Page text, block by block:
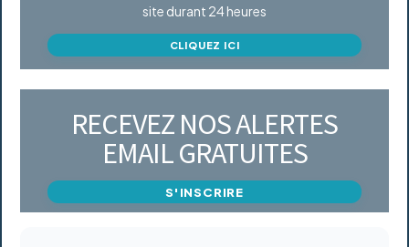
site durant 24 heures
CLIQUEZ ICI
RECEVEZ NOS ALERTES
EMAIL GRATUITES
S'INSCRIRE